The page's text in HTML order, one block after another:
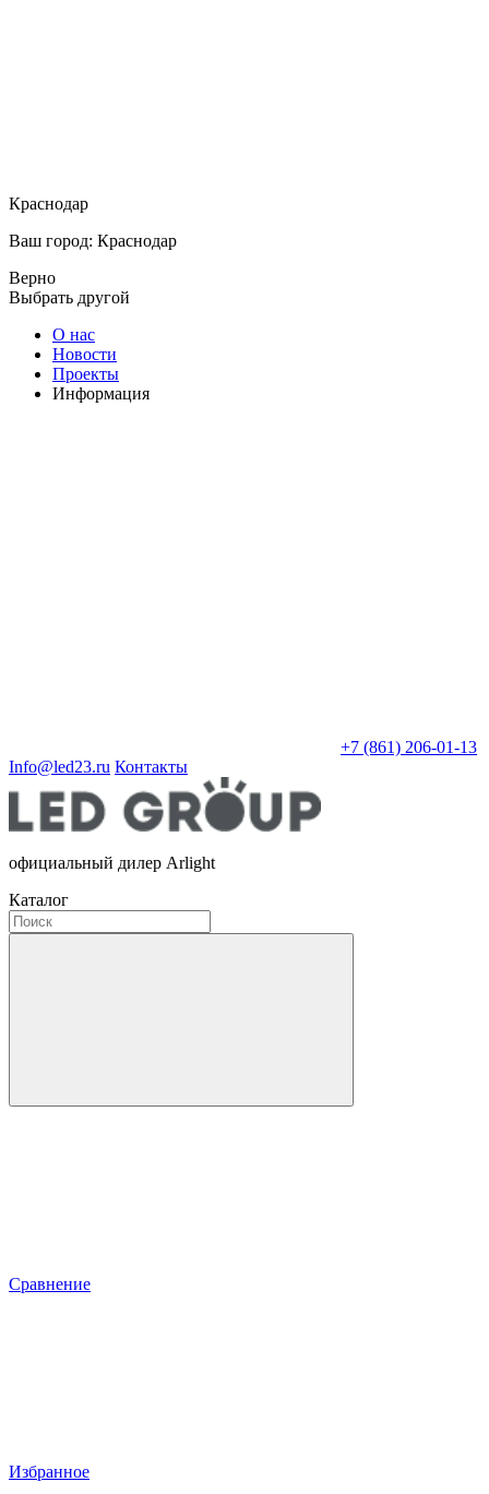
Краснодар
Ваш город: Краснодар
Верно
Выбрать другой
О нас
Новости
Проекты
Информация
+7 (861) 206-01-13
Info@led23.ru Контакты
официальный дилер Arlight
Каталог
Сравнение
Избранное